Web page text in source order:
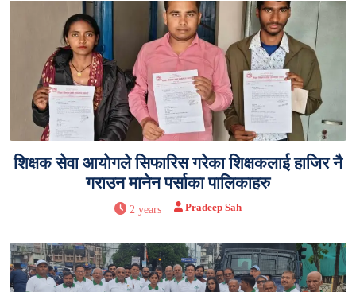
शिक्षक सेवा आयाेगले सिफारिस गरेका शिक्षकलाई हाजिर नै
गराउन मानेन पर्साका पालिकाहरु
2 years Pradeep Sah